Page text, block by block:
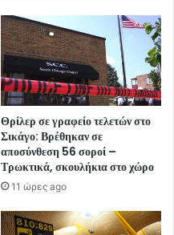
Θρίλερ σε γραφείο τελετών στο
Σικάγο: Βρέθηκαν σε
αποσύνθεση 56 σοροί –
Τρωκτικά, σκουλήκια στο χώρο
11 ώρες ago